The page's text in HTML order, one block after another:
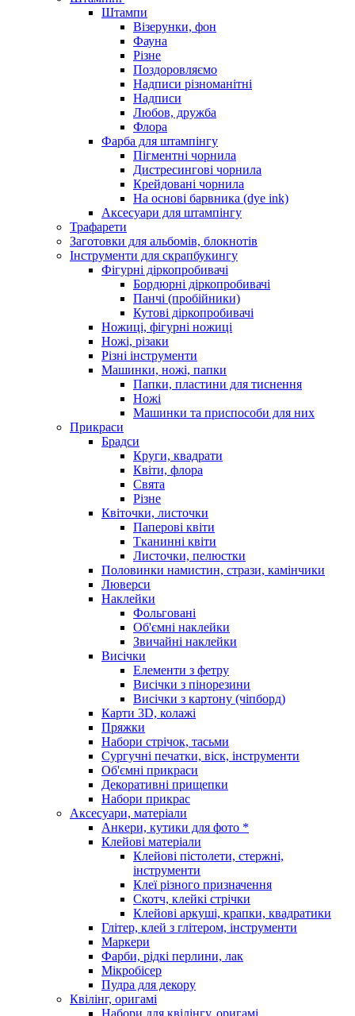
Штампи
Візерунки, фон
Фауна
Різне
Поздоровляємо
Надписи різноманітні
Надписи
Любов, дружба
Флора
Фарба для штампінгу
Пігментні чорнила
Дистресингові чорнила
Крейдовані чорнила
На основі барвника (dye ink)
Аксесуари для штампінгу
Трафарети
Заготовки для альбомів, блокнотів
Інструменти для скрапбукингу
Фігурні діркопробивачі
Бордюрні діркопробивачі
Панчі (пробійники)
Кутові діркопробивачі
Ножиці, фігурні ножиці
Ножі, різаки
Різні інструменти
Машинки, ножі, папки
Папки, пластини для тиснення
Ножі
Машинки та приспособи для них
Прикраси
Брадси
Круги, квадрати
Квіти, флора
Свята
Різне
Квіточки, листочки
Паперові квіти
Тканинні квіти
Листочки, пелюстки
Половинки намистин, стрази, камінчики
Люверси
Наклейки
Фольговані
Об'ємні наклейки
Звичайні наклейки
Висічки
Елементи з фетру
Висічки з пінорезини
Висічки з картону (чіпборд)
Карти 3D, колажі
Пряжки
Набори стрічок, тасьми
Сургучні печатки, віск, інструменти
Об'ємні прикраси
Декоративні прищепки
Набори прикрас
Аксесуари, матеріали
Анкери, кутики для фото *
Клейові матеріали
Клейові пістолети, стержні,
інструменти
Клеї різного призначення
Скотч, клейкі стрічки
Клейові аркуші, крапки, квадратики
Глітер, клей з глітером, інструменти
Маркери
Фарби, рідкі перлини, лак
Мікробісер
Пудра для декору
Квілінг, оригамі
Набори для квілінгу, оригамі